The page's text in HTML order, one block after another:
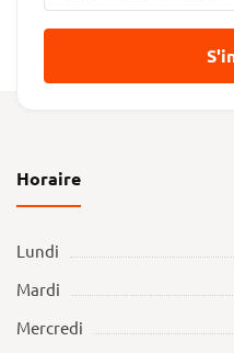
Horaire
Lundi
Mardi
Mercredi